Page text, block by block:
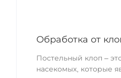
Обработка от
Постельный клоп –
насекомых, которые